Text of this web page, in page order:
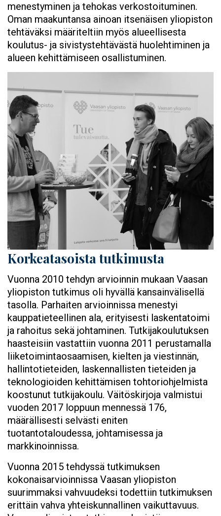
menestyminen ja tehokas verkostoituminen.
Oman maakuntansa ainoan itsenäisen yliopiston
tehtäväksi määriteltiin myös alueellisesta
koulutus- ja sivistystehtävästä huolehtiminen ja
alueen kehittämiseen osallistuminen.
Korkeatasoista tutkimusta
Vuonna 2010 tehdyn arvioinnin mukaan Vaasan
yliopiston tutkimus oli hyvällä kansainvälisellä
tasolla. Parhaiten arvioinnissa menestyi
kauppatieteellinen ala, erityisesti laskentatoimi
ja rahoitus sekä johtaminen. Tutkijakoulutuksen
haasteisiin vastattiin vuonna 2011 perustamalla
liiketoimintaosaamisen, kielten ja viestinnän,
hallintotieteiden, laskennallisten tieteiden ja
teknologioiden kehittämisen tohtoriohjelmista
koostunut tutkijakoulu. Väitöskirjoja valmistui
vuoden 2017 loppuun mennessä 176,
määrällisesti selvästi eniten
tuotantotaloudessa, johtamisessa ja
markkinoinnissa.
Vuonna 2015 tehdyssä tutkimuksen
kokonaisarvioinnissa Vaasan yliopiston
suurimmaksi vahvuudeksi todettiin tutkimuksen
erittäin vahva yhteiskunnallinen vaikuttavuus.